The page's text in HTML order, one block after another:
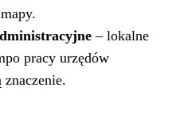
– lokalne
pracy urzędów